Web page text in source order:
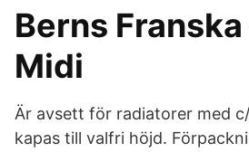
Berns
Midi
Är avsett för radiatorer med
kapas till valfri höjd.